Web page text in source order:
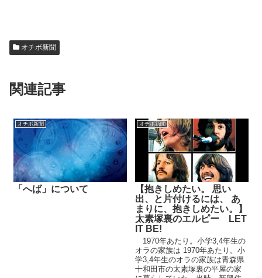
オチボ新聞
関連記事
オチボ新聞
「へば」について
オチボ新聞
【抱きしめたい。 思い
出、と片付けるには、 あ
まりに、抱きしめたい。】
太素塚裏のエルピー LET
IT BE!
1970年あたり。小学3,4年生の
オラの家族は 1970年あたり。小
学3,4年生のオラの家族は青森県
十和田市の太素塚裏の平屋の家